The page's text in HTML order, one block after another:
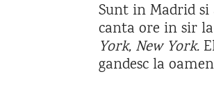
Sunt in Madrid si
canta ore in sir
York, New York.
gandesc la